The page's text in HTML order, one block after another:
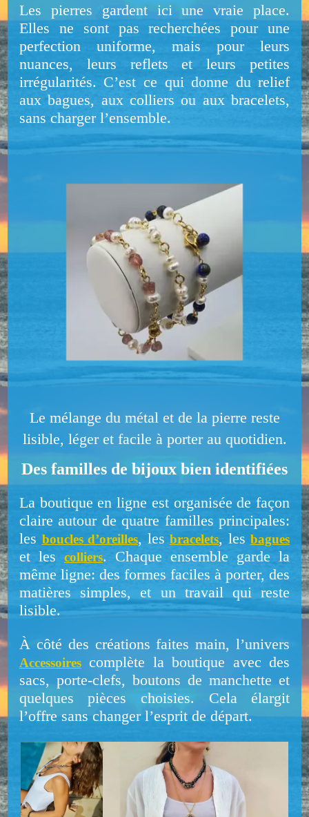
Les pierres gardent ici une vraie place.
Elles ne sont pas recherchées pour une
perfection uniforme, mais pour leurs
nuances, leurs reflets et leurs petites
irrégularités. C’est ce qui donne du relief
aux bagues, aux colliers ou aux bracelets,
sans charger l’ensemble.
Le mélange du métal et de la pierre reste
lisible, léger et facile à porter au quotidien.
Des familles de bijoux bien identifiées
La boutique en ligne est organisée de façon
claire autour de quatre familles principales:
les boucles d’oreilles, lesbracelets, lesbagues
et les colliers. Chaque ensemble garde la
même ligne: des formes faciles à porter, des
matières simples, et un travail qui reste
lisible.
À côté des créations faites main, l’univers
Accessoirescomplète la boutique avec des
sacs, porte-clefs, boutons de manchette et
quelques pièces choisies. Cela élargit
l’offre sans changer l’esprit de départ.